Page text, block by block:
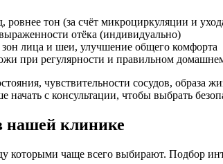
ровнее тон (за счёт микроциркуляции и
отёка (индивидуально)
лица и шеи, улучшение общего комфорта
при регулярности и правильном
чувствительности сосудов,
начать с консультации, чтобы выбрать
нашей клинике
чаще всего выбирают. Подбор